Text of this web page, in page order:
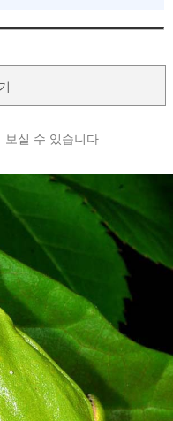
보실 수 있습니다